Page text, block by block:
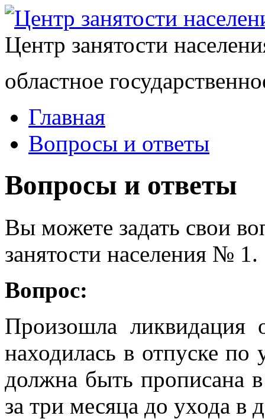
Центр занятости
областное
Главная
Вопросы и ответы
Вопросы и ответы
Вы можете задать свои
занятости населения № 1.
Вопрос:
Произошла ликвидация
находилась в отпуске по
должна быть прописана
за три месяца до ухода в